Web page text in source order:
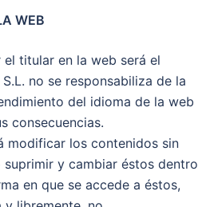
WEB
titular en la web será el
no se responsabiliza de la
del idioma de la web
consecuencias.
modificar los contenidos sin
y cambiar éstos dentro
en que se accede a éstos,